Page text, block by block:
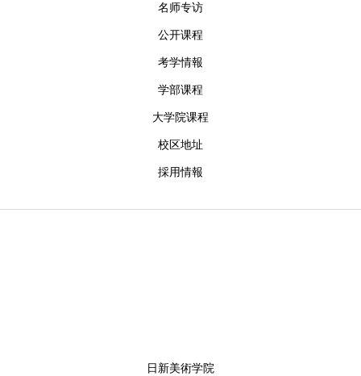
名师专访
公开课程
考学情報
学部课程
大学院课程
校区地址
採用情報
日新美術学院